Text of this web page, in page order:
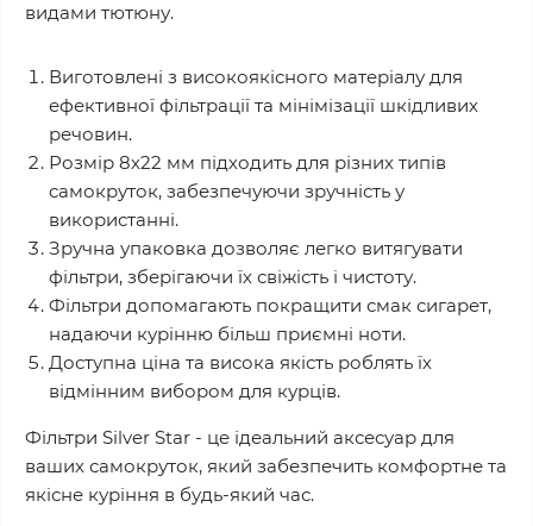
видами тютюну.
Виготовлені з високоякісного матеріалу для
ефективної фільтрації та мінімізації шкідливих
речовин.
Розмір 8х22 мм підходить для різних типів
самокруток, забезпечуючи зручність у
використанні.
Зручна упаковка дозволяє легко витягувати
фільтри, зберігаючи їх свіжість і чистоту.
Фільтри допомагають покращити смак сигарет,
надаючи курінню більш приємні ноти.
Доступна ціна та висока якість роблять їх
відмінним вибором для курців.
Фільтри Silver Star - це ідеальний аксесуар для
ваших самокруток, який забезпечить комфортне та
якісне куріння в будь-який час.